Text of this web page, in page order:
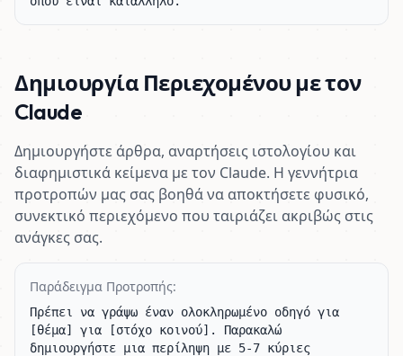
Δημιουργία Περιεχομένου με τον
Claude
Δημιουργήστε άρθρα, αναρτήσεις ιστολογίου και
διαφημιστικά κείμενα με τον Claude. Η γεννήτρια
προτροπών μας σας βοηθά να αποκτήσετε φυσικό,
συνεκτικό περιεχόμενο που ταιριάζει ακριβώς στις
ανάγκες σας.
Παράδειγμα Προτροπής:
Πρέπει να γράψω έναν ολοκληρωμένο οδηγό για
[θέμα] για [στόχο κοινού]. Παρακαλώ
δημιουργήστε μια περίληψη με 5-7 κύριες